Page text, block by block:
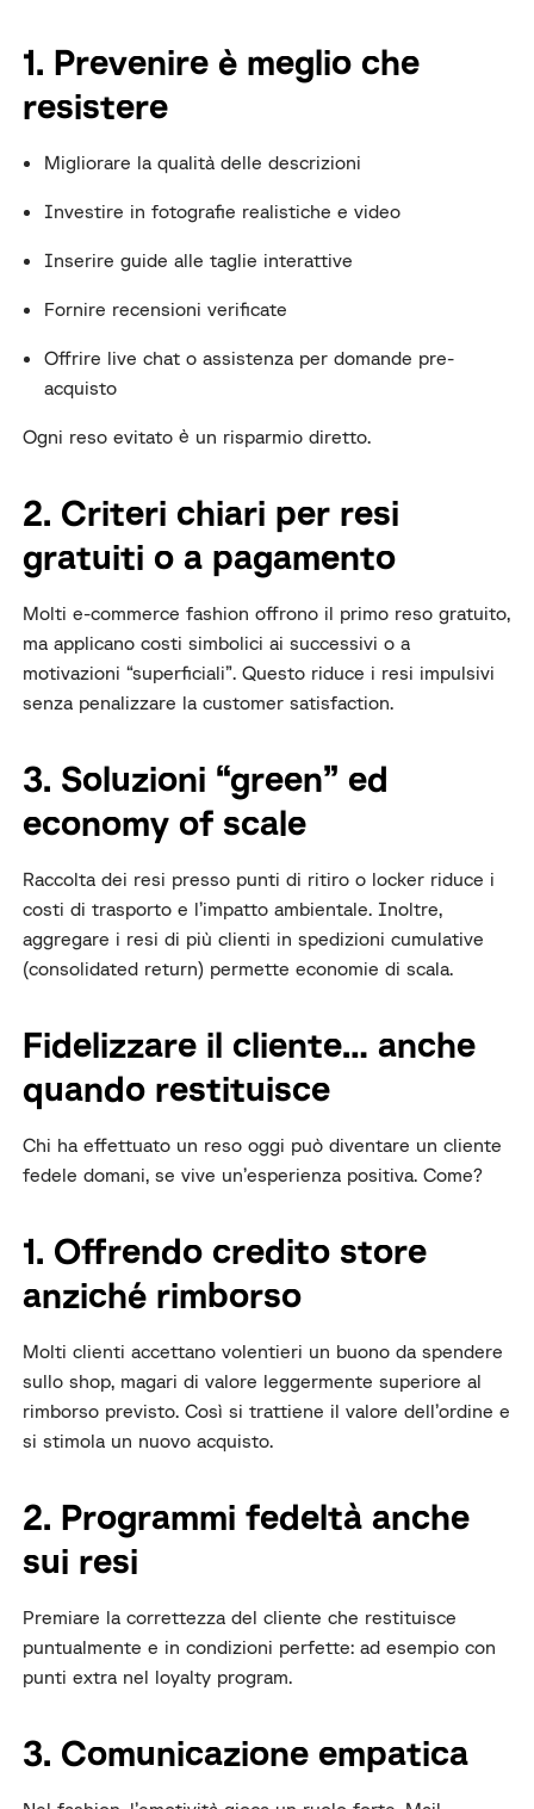
1. Prevenire è meglio che
resistere
Migliorare la qualità delle descrizioni
Investire in fotografie realistiche e video
Inserire guide alle taglie interattive
Fornire recensioni verificate
Offrire live chat o assistenza per domande pre-
acquisto
Ogni reso evitato è un risparmio diretto.
2. Criteri chiari per resi
gratuiti o a pagamento
Molti e-commerce fashion offrono il primo reso gratuito,
ma applicano costi simbolici ai successivi o a
motivazioni “superficiali”. Questo riduce i resi impulsivi
senza penalizzare la customer satisfaction.
3. Soluzioni “green” ed
economy of scale
Raccolta dei resi presso punti di ritiro o locker riduce i
costi di trasporto e l’impatto ambientale. Inoltre,
aggregare i resi di più clienti in spedizioni cumulative
(consolidated return) permette economie di scala.
Fidelizzare il cliente… anche
quando restituisce
Chi ha effettuato un reso oggi può diventare un cliente
fedele domani, se vive un’esperienza positiva. Come?
1. Offrendo credito store
anziché rimborso
Molti clienti accettano volentieri un buono da spendere
sullo shop, magari di valore leggermente superiore al
rimborso previsto. Così si trattiene il valore dell’ordine e
si stimola un nuovo acquisto.
2. Programmi fedeltà anche
sui resi
Premiare la correttezza del cliente che restituisce
puntualmente e in condizioni perfette: ad esempio con
punti extra nel loyalty program.
3. Comunicazione empatica